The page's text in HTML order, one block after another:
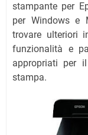
stampante per
per Windows e
trovare ulteriori
funzionalità e
appropriati per
stampa.